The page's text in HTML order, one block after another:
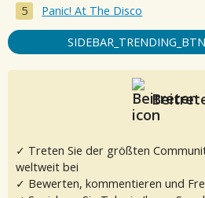
Panic! At The Disco
✓ Treten Sie der größten
weltweit bei
✓ Bewerten, kommentieren und